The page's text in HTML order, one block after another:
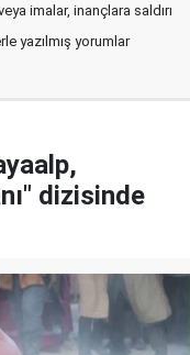
imalar, inançlara saldırı
yazılmış yorumlar
dizisinde